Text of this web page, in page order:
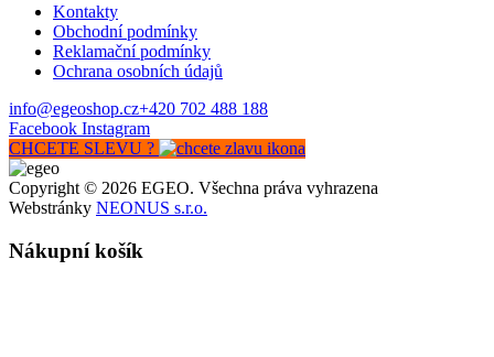
Kontakty
Obchodní podmínky
Reklamační podmínky
Ochrana osobních údajů
info@egeoshop.cz+420 702 488 188
Facebook Instagram
CHCETE SLEVU ?
Copyright © 2026 EGEO. Všechna práva vyhrazena
Webstránky NEONUS s.r.o.
Nákupní košík